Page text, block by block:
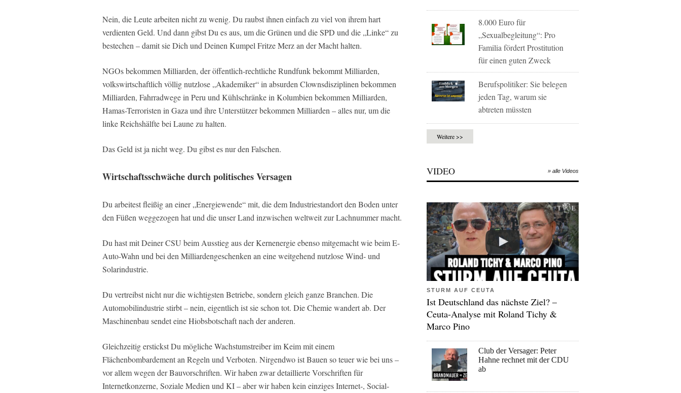
Nein, die Leute arbeiten nicht zu wenig. Du raubst ihnen einfach zu viel von ihrem hart
verdienten Geld. Und dann gibst Du es aus, um die Grünen und die SPD und die „Linke“ zu
bestechen – damit sie Dich und Deinen Kumpel Fritze Merz an der Macht halten.
NGOs bekommen Milliarden, der öffentlich-rechtliche Rundfunk bekommt Milliarden,
volkswirtschaftlich völlig nutzlose „Akademiker“ in absurden Clownsdisziplinen bekommen
Milliarden, Fahrradwege in Peru und Kühlschränke in Kolumbien bekommen Milliarden,
Hamas-Terroristen in Gaza und ihre Unterstützer bekommen Milliarden – alles nur, um die
linke Reichshälfte bei Laune zu halten.
Das Geld ist ja nicht weg. Du gibst es nur den Falschen.
Wirtschaftsschwäche durch politisches Versagen
Du arbeitest fleißig an einer „Energiewende“ mit, die dem Industriestandort den Boden unter
den Füßen weggezogen hat und die unser Land inzwischen weltweit zur Lachnummer macht.
Du hast mit Deiner CSU beim Ausstieg aus der Kernenergie ebenso mitgemacht wie beim E-
Auto-Wahn und bei den Milliardengeschenken an eine weitgehend nutzlose Wind- und
Solarindustrie.
Du vertreibst nicht nur die wichtigsten Betriebe, sondern gleich ganze Branchen. Die
Automobilindustrie stirbt – nein, eigentlich ist sie schon tot. Die Chemie wandert ab. Der
Maschinenbau sendet eine Hiobsbotschaft nach der anderen.
Gleichzeitig erstickst Du mögliche Wachstumstreiber im Keim mit einem
Flächenbombardement an Regeln und Verboten. Nirgendwo ist Bauen so teuer wie bei uns –
vor allem wegen der Bauvorschriften. Wir haben zwar detaillierte Vorschriften für
Internetkonzerne, Soziale Medien und KI – aber wir haben kein einziges Internet-, Social-
8.000 Euro für
„Sexualbegleitung“: Pro
Familia fördert Prostitution
für einen guten Zweck
Berufspolitiker: Sie belegen
jeden Tag, warum sie
abtreten müssten
Weitere >>
VIDEO » alle Videos
STURM AUF CEUTA
Ist Deutschland das nächste Ziel? –
Ceuta-Analyse mit Roland Tichy &
Marco Pino
Club der Versager: Peter
Hahne rechnet mit der CDU
ab